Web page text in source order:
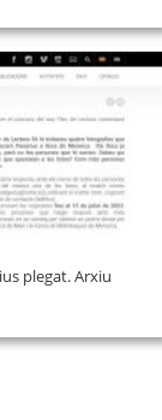
plegat. Arxiu